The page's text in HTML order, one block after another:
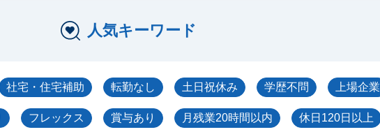
人気キーワード
社宅・住宅補助 転勤なし 土日祝休み 学歴不問 上場企業
フレックス 賞与あり 月残業20時間以内 休日120日以上